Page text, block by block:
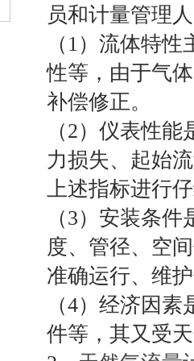
员和计量管理
（1）流体特
性等，由于气
补偿修正。
（2）仪表性
力损失、起始
上述指标进行
（3）安装条
度、管径、空
准确运行、维
（4）经济因
件等，其又受